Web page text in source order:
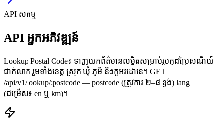
API សកម្ម
API អ្នកអភិវឌ្ឍន៍
Lookup Postal Code៖ ទាញយកព័ត៌មានលម្អិតសម្រាប់រូបកូដប្រៃសណីយ៍
ជាក់លាក់ រួមទាំងខេត្ត ស្រុក ឃុំ ភូមិ និងកូអរដោនេ។ GET
/api/v1/lookup/:postcode — postcode (ត្រូវការ ២–៨ ខ្ទង់) lang
(ជម្រើស៖ en ឬ km)។